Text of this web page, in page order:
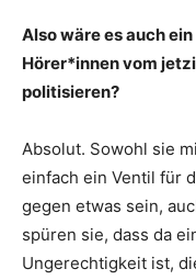
Also wäre es auch
Hörer*innen vom
politisieren?
Absolut. Sowohl sie
einfach ein Ventil für
gegen etwas sein,
spüren sie, dass da
Ungerechtigkeit ist,